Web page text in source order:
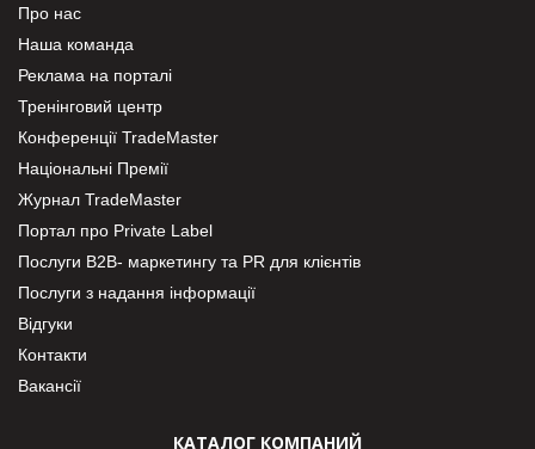
Про нас
Наша команда
Реклама на порталі
Тренінговий центр
Конференції TradeMaster
Національні Премії
Журнал TradeMaster
Портал про Private Label
Послуги В2В- маркетингу та PR для клієнтів
Послуги з надання інформації
Відгуки
Контакти
Вакансії
КАТАЛОГ КОМПАНИЙ